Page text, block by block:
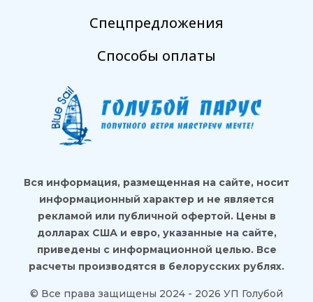
Спецпредложения
Способы оплаты
Вся информация, размещенная на сайте, носит
информационный характер и не является
рекламой или публичной офертой. Цены в
долларах США и евро, указанные на сайте,
приведены с информационной целью. Все
расчеты производятся в белорусских рублях.
© Все права защищены 2024 - 2026 УП Голубой